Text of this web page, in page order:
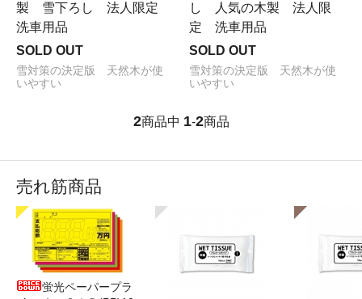
製 雪下ろし 法人限定
洗車用品
SOLD OUT
雪対策の決定版 天然木が使
いやすい
し 人気の木製 法人限
定 洗車用品
SOLD OUT
雪対策の決定版 天然木が使
いやすい
2商品中 1-2商品
売れ筋商品
蛍光ペーパープラ